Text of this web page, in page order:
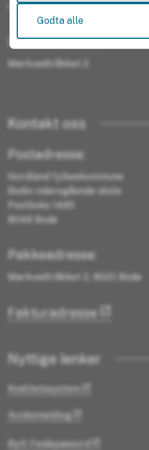
07.45-15:00
Besøksadresse:
Mørkvedtråkket 2
Kontakt oss
Postadresse:
Nordland fylkeskommune
Bodin videregående skole
Postboks 1485
8048 Bodø
Pakkeadresse:
Mørkvedtråkket 2, 8020 Bodø
Fakturadresse
Nyttige lenker
Kvalitetssystem
Avviksmelding
Bytt Feidepassord
Godta alle